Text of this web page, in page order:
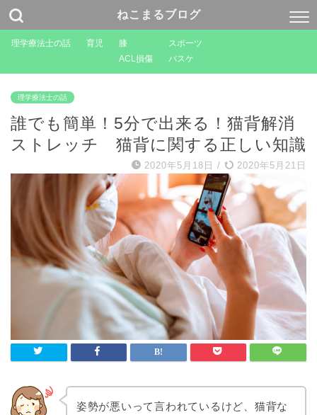
ねこまるブログ
理学療法士の話 育児
膝
ACL損傷
スポーツ
バスケ
理学療法士の話
誰でも簡単！5分で出来る！猫背解消
ストレッチ 猫背に関する正しい知識
2020年5月18日 / 2020年5月21日
姿勢が悪いって言われているけど、猫背な